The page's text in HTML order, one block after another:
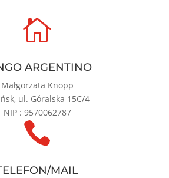

ARGENTINO
Małgorzata Knopp
ul. Góralska 15C/4
NIP : 9570062787

MAIL